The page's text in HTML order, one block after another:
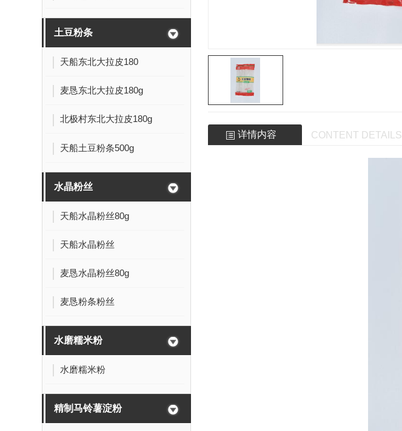
土豆粉条
天船东北大拉皮180
麦恳东北大拉皮180g
北极村东北大拉皮180g
天船土豆粉条500g
水晶粉丝
天船水晶粉丝80g
天船水晶粉丝
麦恳水晶粉丝80g
麦恳粉条粉丝
水磨糯米粉
水磨糯米粉
精制马铃薯淀粉
详情内容 CONTENT DETAILS